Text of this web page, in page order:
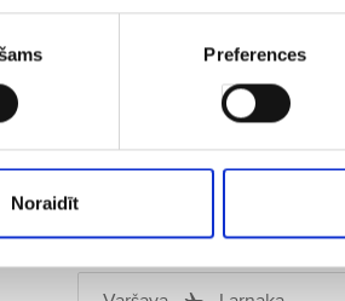
Preferences
Noraidīt
Varšava Zadara
Fuerteventura
Varšava Varna
Laspalmasa